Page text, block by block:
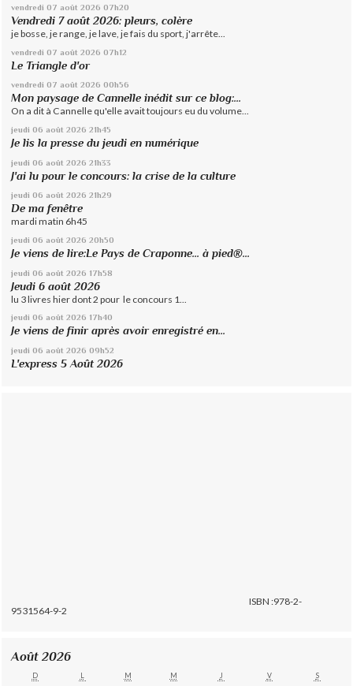
vendredi 07 août 2026 07h20
Vendredi 7 août 2026: pleurs, colère
je bosse, je range, je lave, je fais du sport, j'arrête...
vendredi 07 août 2026 07h12
Le Triangle d'or
vendredi 07 août 2026 00h56
Mon paysage de Cannelle inédit sur ce blog:...
On a dit à Cannelle qu'elle avait toujours eu du volume...
jeudi 06 août 2026 21h45
Je lis la presse du jeudi en numérique
jeudi 06 août 2026 21h33
J'ai lu pour le concours: la crise de la culture
jeudi 06 août 2026 21h29
De ma fenêtre
mardi matin 6h45
jeudi 06 août 2026 20h50
Je viens de lire:Le Pays de Craponne... à pied®...
jeudi 06 août 2026 17h58
Jeudi 6 août 2026
lu 3 livres hier dont 2 pour le concours 1...
jeudi 06 août 2026 17h40
Je viens de finir après avoir enregistré en...
jeudi 06 août 2026 09h52
L'express 5 Août 2026
ISBN :978-2-
9531564-9-2
Août 2026
D L M M J V S